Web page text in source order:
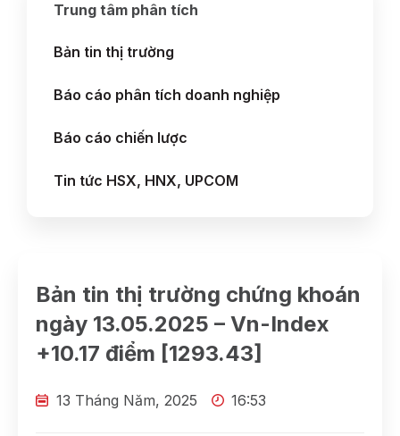
Trung tâm phân tích
Bản tin thị trường
Báo cáo phân tích doanh nghiệp
Báo cáo chiến lược
Tin tức HSX, HNX, UPCOM
Bản tin thị trường chứng khoán
ngày 13.05.2025 – Vn-Index
+10.17 điểm [1293.43]
13 Tháng Năm, 2025 16:53